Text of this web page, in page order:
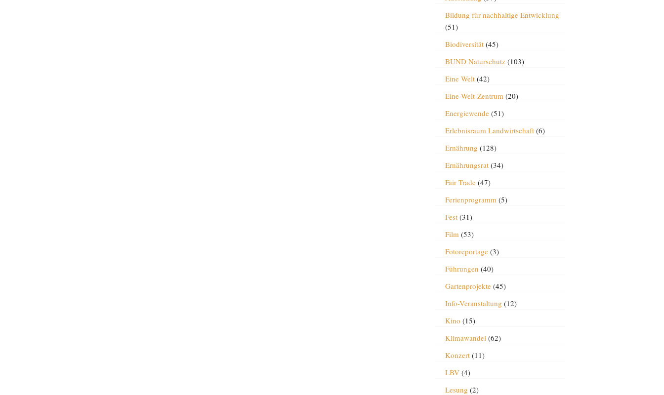
Bildung für nachhaltige Entwicklung
(51)
Biodiversität(45)
BUND Naturschutz(103)
Eine Welt(42)
Eine-Welt-Zentrum(20)
Energiewende(51)
Erlebnisraum Landwirtschaft(6)
Ernährung (128)
Ernährungsrat(34)
Fair Trade(47)
Ferienprogramm(5)
Fest(31)
Film(53)
Fotoreportage(3)
Führungen (40)
Gartenprojekte(45)
Info-Veranstaltung (12)
Kino (15)
Klimawandel(62)
Konzert(11)
LBV(4)
Lesung (2)